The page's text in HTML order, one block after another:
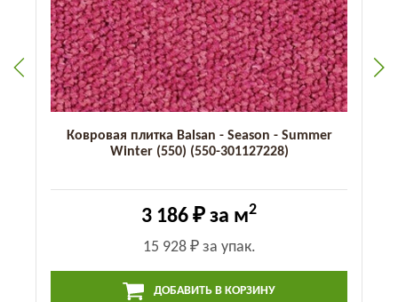
Ковровая плитка Balsan - Season - Summer
Winter (550) (550-301127228)
3 186 ₽ за м2
15 928 ₽за упак.
ДОБАВИТЬ В КОРЗИНУ